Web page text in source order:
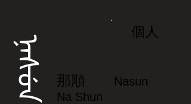
ᠨᠠᠰᡠᠨ
個人
那順
Nasun
Na Shun